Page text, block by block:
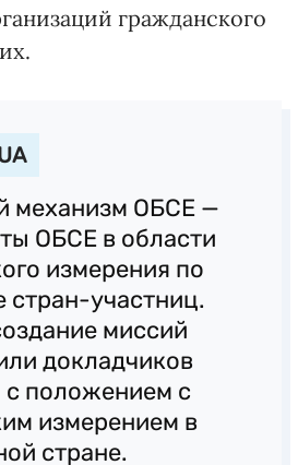
гражданского
механизм ОБСЕ —
ОБСЕ в области
измерения по
стран-участниц.
миссий
докладчиков
с положением с
измерением в
стране.